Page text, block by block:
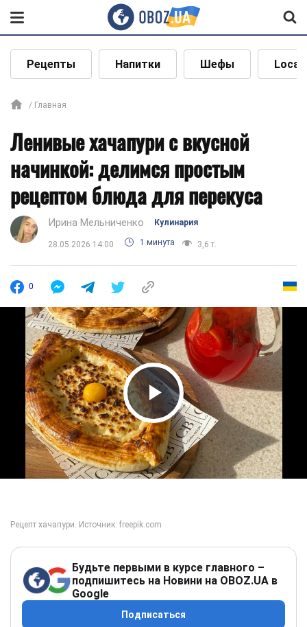
Рецепты Напитки Шефы Local
Главная
Ленивые хачапури с вкусной
начинкой: делимся простым
рецептом блюда для перекуса
Ирина Мельниченко Кулинария
28.05.2026 14:00 1 минута 3,6 т.
0
Play Video
Будьте первыми в курсе главного –
подпишитесь на Новини на OBOZ.UA в
Google
Подписаться